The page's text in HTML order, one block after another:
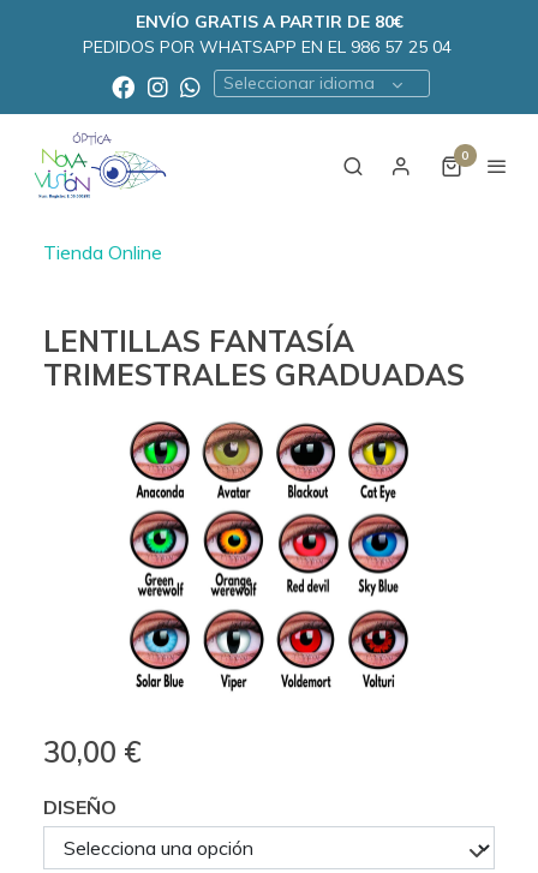
ENVÍO GRATIS A PARTIR DE 80€
PEDIDOS POR WHATSAPP EN EL 986 57 25 04
Seleccionar idioma
0
Tienda Online
LENTILLAS FANTASÍA
TRIMESTRALES GRADUADAS
30,00 €
DISEÑO